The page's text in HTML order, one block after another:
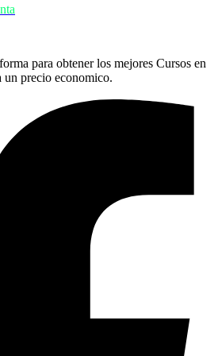
para obtener los mejores Cursos en
un precio economico.